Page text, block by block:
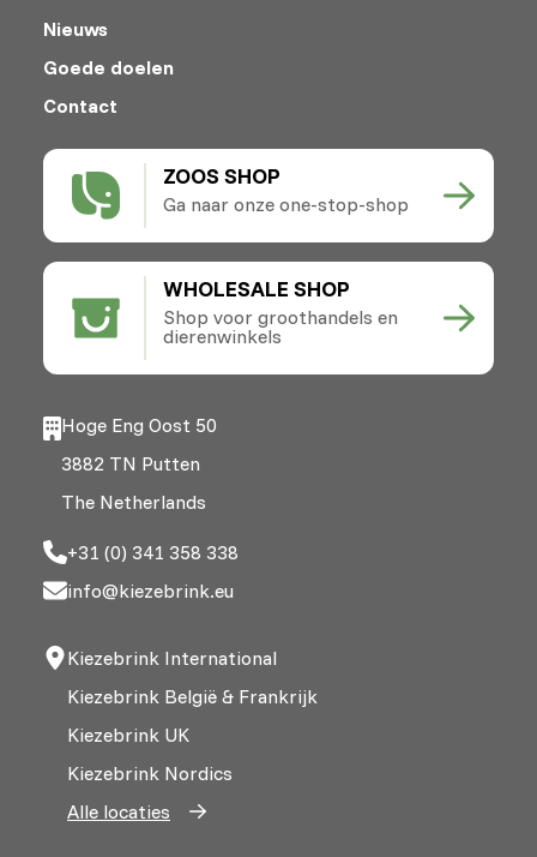
ZOOS SHOP
Ga naar onze one-stop-shop
WHOLESALE SHOP
Shop voor groothandels en
dierenwinkels
Nieuws
Goede doelen
Contact
Hoge Eng Oost 50
3882 TN Putten
The Netherlands
+31 (0) 341 358 338
info@kiezebrink.eu
Kiezebrink International
Kiezebrink België & Frankrijk
Kiezebrink UK
Kiezebrink Nordics
Alle locaties